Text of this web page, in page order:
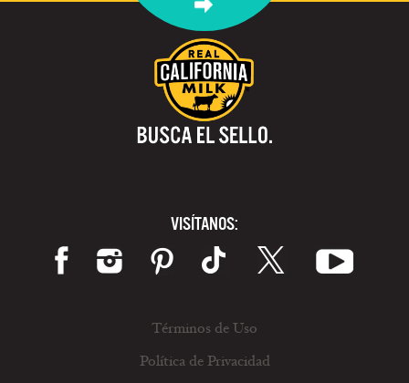
VISÍTANOS:
Términos de Uso
Política de Privacidad